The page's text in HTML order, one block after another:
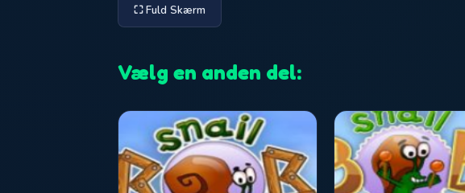
⛶ Fuld Skærm
Vælg en anden del: